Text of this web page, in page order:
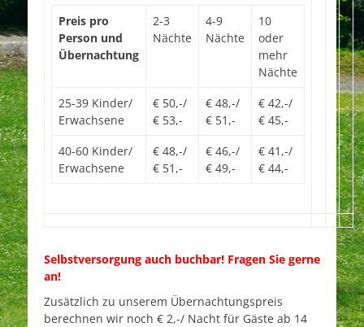
Preis pro
Person und
Übernachtung
2-3
Nächte
4-9
Nächte
10
oder
mehr
Nächte
25-39 Kinder/
Erwachsene
€ 50,-/
€ 53,-
€ 48,-/
€ 51,-
€ 42,-/
€ 45,-
40-60 Kinder/
Erwachsene
€ 48,-/
€ 51,-
€ 46,-/
€ 49,-
€ 41,-/
€ 44,-
Selbstversorgung auch buchbar! Fragen Sie gerne
an!
Zusätzlich zu unserem Übernachtungspreis
berechnen wir noch € 2,-/ Nacht für Gäste ab 14